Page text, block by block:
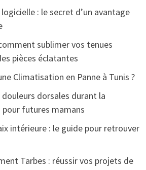
logicielle : le secret d’un avantage
sublimer vos tenues
pièces éclatantes
Climatisation en Panne à Tunis ?
dorsales durant la
pour futures mamans
intérieure : le guide pour retrouver
Tarbes : réussir vos projets de